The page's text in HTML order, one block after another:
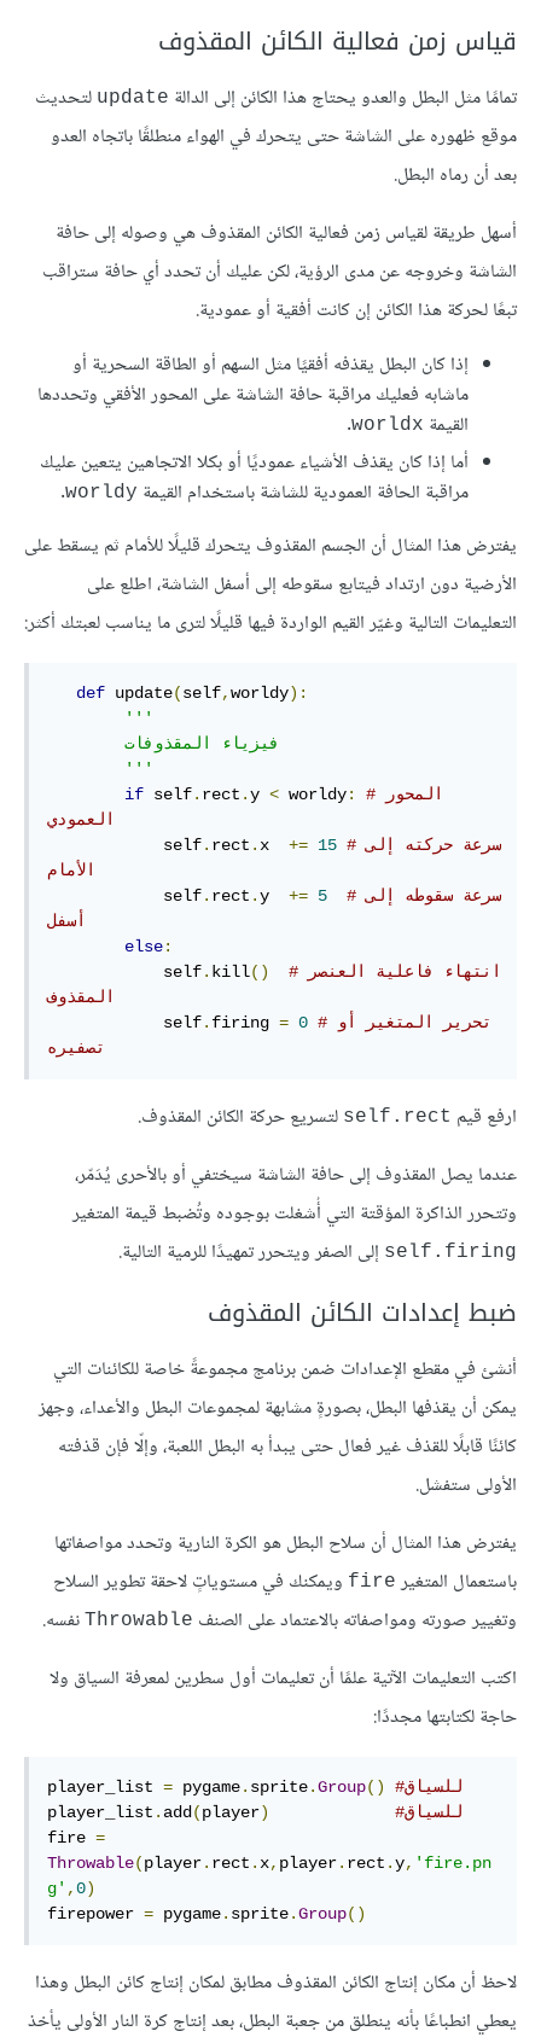
قياس زمن فعالية الكائن المقذوف
تمامًا مثل البطل والعدو يحتاج هذا الكائن إلى الدالة update لتحديث
موقع ظهوره على الشاشة حتى يتحرك في الهواء منطلقًا باتجاه العدو
بعد أن رماه البطل.
أسهل طريقة لقياس زمن فعالية الكائن المقذوف هي وصوله إلى حافة
الشاشة وخروجه عن مدى الرؤية، لكن عليك أن تحدد أي حافة ستراقب
تبعًا لحركة هذا الكائن إن كانت أفقية أو عمودية.
إذا كان البطل يقذفه أفقيًا مثل السهم أو الطاقة السحرية أو
ماشابه فعليك مراقبة حافة الشاشة على المحور الأفقي وتحددها
القيمة worldx
.
أما إذا كان يقذف الأشياء عموديًا أو بكلا الاتجاهين يتعين عليك
مراقبة الحافة العمودية للشاشة باستخدام القيمة worldy
.
يفترض هذا المثال أن الجسم المقذوف يتحرك قليلًا للأمام ثم يسقط على
الأرضية دون ارتداد فيتابع سقوطه إلى أسفل الشاشة، اطلع على
التعليمات التالية وغيّر القيم الواردة فيها قليلًا لترى ما يناسب لعبتك أكثر:
def update(self,worldy):
'''
        '''
if self. rect .y < worldy:
#المحور
العمودي
            self
. rect . x += 15 #سرعة حركته إلى
الأمام
            self
. rect .y += 5
#سرعة سقوطه إلى
أسفل
else:
            self
. kill()
#انتهاء فاعلية العنصر
المقذوف
            self
. firing = 0 #تحرير المتغير أو
ارفع قيم self.rect لتسريع حركة الكائن المقذوف.
عندما يصل المقذوف إلى حافة الشاشة سيختفي أو بالأحرى يُدَمّر،
وتتحرر الذاكرة المؤقتة التي أُشغلت بوجوده وتُضبط قيمة المتغير
self.firing إلى الصفر ويتحرر تمهيدًا للرمية التالية.
ضبط إعدادات الكائن المقذوف
أنشئ في مقطع الإعدادات ضمن برنامج مجموعةً خاصة للكائنات التي
يمكن أن يقذفها البطل، بصورةٍ مشابهة لمجموعات البطل والأعداء، وجهز
كائنًا قابلًا للقذف غير فعال حتى يبدأ به البطل اللعبة، وإلّا فإن قذفته
الأولى ستفشل.
يفترض هذا المثال أن سلاح البطل هو الكرة النارية وتحدد مواصفاتها
باستعمال المتغير fire ويمكنك في مستوياتٍ لاحقة تطوير السلاح
وتغيير صورته ومواصفاته بالاعتماد على الصنف Throwable نفسه.
اكتب التعليمات الآتية علمًا أن تعليمات أول سطرين لمعرفة السياق ولا
حاجة لكتابتها مجددًا:
player_list = pygame. sprite.Group()
player_list . add(player)
#للسياق
fire =
Throwable(player. rect . x, player. rect .y, 'fire.pn
g' ,0)
firepower = pygame. sprite.Group()
لاحظ أن مكان إنتاج الكائن المقذوف مطابق لمكان إنتاج كائن البطل وهذا
يعطي انطباعًا بأنه ينطلق من جعبة البطل، بعد إنتاج كرة النار الأولى يأخذ